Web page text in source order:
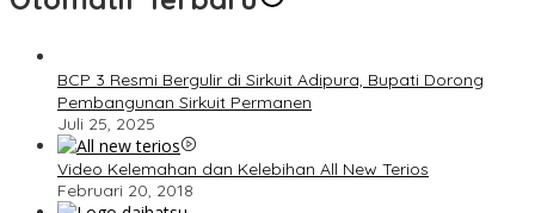
BCP 3 Resmi Bergulir di Sirkuit Adipura, Bupati Dorong
Pembangunan Sirkuit Permanen
Juli 25, 2025
Video Kelemahan dan Kelebihan All New Terios
Februari 20, 2018